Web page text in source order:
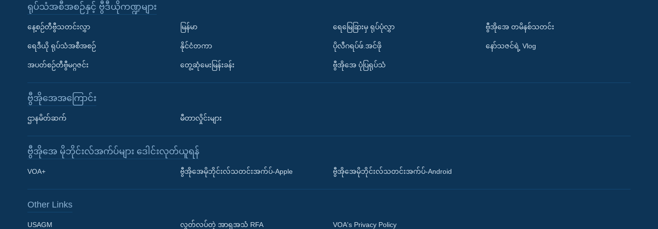
Learning English
ရုပ်သံအစီအစဉ်နှင့် ဗွီဒီယိုကဏ္ဍများ
နေ့စဉ်တီဗွီသတင်းလွှာ
ရေဒီယို ရုပ်သံအစီအစဉ်
အပတ်စဉ်တီဗွီမဂ္ဂဇင်း
မြန်မာ
နိုင်ငံတကာ
တွေ့ဆုံမေးမြန်းခန်း
ရေမြေခြားမှ ရုပ်ပုံလွှာ
ပိုလီဂရပ်ဖ်.အင်ဖို
ဗွီအိုအေ ပုံပြရုပ်သံ
ဗွီအိုအေ တမိနစ်သတင်း
နော်သဇင်ရဲ့ Vlog
ဗွီအိုအေအကြောင်း
ဌာနမိတ်ဆက် မီတာလှိုင်းများ
ဗွီအိုအေ မိုဘိုင်းလ်အက်ပ်များ ဒေါင်းလုတ်ယူရန်
VOA+ ဗွီအိုအေမိုဘိုင်းလ်သတင်းအက်ပ်-Apple ဗွီအိုအေမိုဘိုင်းလ်သတင်းအက်ပ်-Android
Other Links
USAGM လွတ်လပ်တဲ့ အာရှအသံ RFA VOA's Privacy Policy